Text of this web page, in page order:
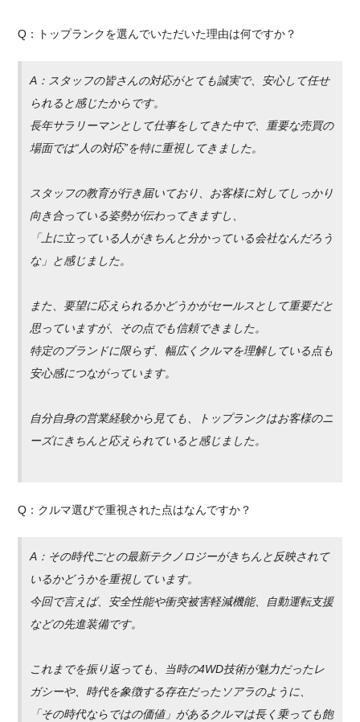
Q：トップランクを選んでいただいた理由は何ですか？
A：スタッフの皆さんの対応がとても誠実で、安心して任せ
られると感じたからです。
長年サラリーマンとして仕事をしてきた中で、重要な売買の
場面では“人の対応”を特に重視してきました。
スタッフの教育が行き届いており、お客様に対してしっかり
向き合っている姿勢が伝わってきますし、
「上に立っている人がきちんと分かっている会社なんだろう
な」と感じました。
また、要望に応えられるかどうかがセールスとして重要だと
思っていますが、その点でも信頼できました。
特定のブランドに限らず、幅広くクルマを理解している点も
安心感につながっています。
自分自身の営業経験から見ても、トップランクはお客様のニ
ーズにきちんと応えられていると感じました。
Q：クルマ選びで重視された点はなんですか？
A：その時代ごとの最新テクノロジーがきちんと反映されて
いるかどうかを重視しています。
今回で言えば、安全性能や衝突被害軽減機能、自動運転支援
などの先進装備です。
これまでを振り返っても、当時の4WD技術が魅力だったレ
ガシーや、時代を象徴する存在だったソアラのように、
「その時代ならではの価値」があるクルマは長く乗っても飽